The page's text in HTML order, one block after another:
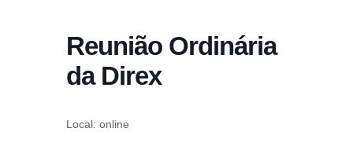
Reunião Ordinária
da Direx
Local: online